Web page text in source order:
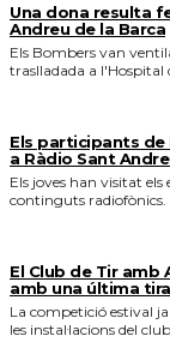
Una dona resulta
Andreu de la Barca
Els Bombers van
traslladada a l'Hospital
Els participants de
a Ràdio Sant
Els joves han visitat
continguts radiofònics.
El Club de Tir amb
amb una última
La competició estival
les instal·lacions del club.